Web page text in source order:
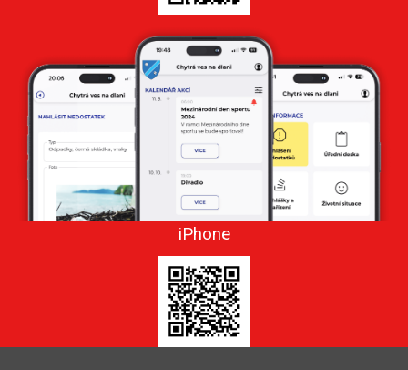
iPhone